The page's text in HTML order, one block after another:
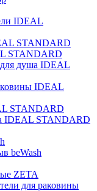
IDEAL
STANDARD
STANDARD
душа IDEAL
IDEAL
STANDARD
IDEAL STANDARD
beWash
ZETA
для раковины